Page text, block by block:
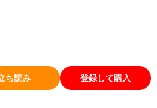
緒のお墓に入りたい」と重すぎる愛
ヵ月お試しで恋人になることを受け入
て…渚くんってＨも上手いの…？
ち読み 登録して購入